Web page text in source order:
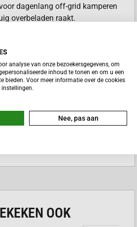
dagenlang off-grid kamperen
overbeladen raakt.
voor langdurig
spanning voor optimale
via de PowerXtreme
OOK
analyse van onze bezoekersgegevens, om
inhoud te tonen en om u een
bieden. Voor meer informatie over de cookies
instellingen.
Nee, pas aan